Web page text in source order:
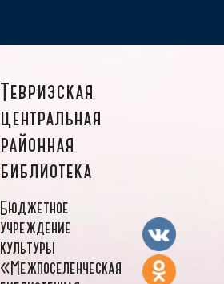
Тевризская
центральная
районная
библиотека
Бюджетное
учреждение
культуры
«Межпоселенческая